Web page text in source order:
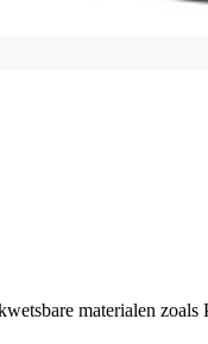
materialen zoals